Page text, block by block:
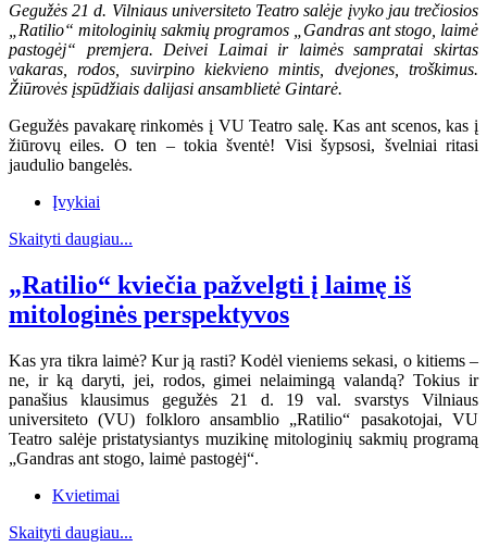
Gegužės 21 d. Vilniaus universiteto Teatro salėje įvyko jau trečiosios
„Ratilio“ mitologinių sakmių programos „Gandras ant stogo, laimė
pastogėj“ premjera. Deivei Laimai ir laimės sampratai skirtas
vakaras, rodos, suvirpino kiekvieno mintis, dvejones, troškimus.
Žiūrovės įspūdžiais dalijasi ansamblietė Gintarė.
Gegužės pavakarę rinkomės į VU Teatro salę. Kas ant scenos, kas į
žiūrovų eiles. O ten – tokia šventė! Visi šypsosi, švelniai ritasi
jaudulio bangelės.
Įvykiai
Skaityti daugiau...
„Ratilio“ kviečia pažvelgti į laimę iš
mitologinės perspektyvos
Kas yra tikra laimė? Kur ją rasti? Kodėl vieniems sekasi, o kitiems –
ne, ir ką daryti, jei, rodos, gimei nelaimingą valandą? Tokius ir
panašius klausimus gegužės 21 d. 19 val. svarstys Vilniaus
universiteto (VU) folkloro ansamblio „Ratilio“ pasakotojai, VU
Teatro salėje pristatysiantys muzikinę mitologinių sakmių programą
„Gandras ant stogo, laimė pastogėj“.
Kvietimai
Skaityti daugiau...